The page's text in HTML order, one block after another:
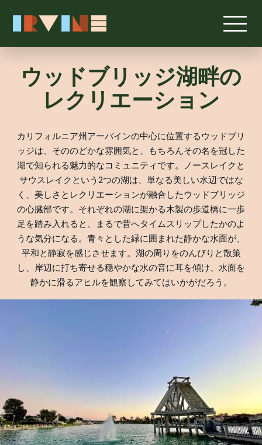
ウッドブリッジ湖畔の
レクリエーション
カリフォルニア州アーバインの中心に位置するウッドブリ
ッジは、そののどかな雰囲気と、もちろんその名を冠した
湖で知られる魅力的なコミュニティです。ノースレイクと
サウスレイクという2つの湖は、単なる美しい水辺ではな
く、美しさとレクリエーションが融合したウッドブリッジ
の心臓部です。それぞれの湖に架かる木製の歩道橋に一歩
足を踏み入れると、まるで昔へタイムスリップしたかのよ
うな気分になる。青々とした緑に囲まれた静かな水面が、
平和と静寂を感じさせます。湖の周りをのんびりと散策
し、岸辺に打ち寄せる穏やかな水の音に耳を傾け、水面を
静かに滑るアヒルを観察してみてはいかがだろう。